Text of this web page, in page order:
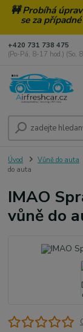
🚧 Probíhá
se za
+420 731 738 475
(Po-Pá, 8-17 hod.) (So,
Úvod Vůně do auta
do auta
IMAO
vůně do